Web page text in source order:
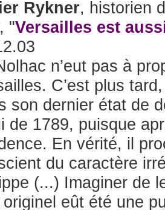
Rykner, historien
"Versailles est
n’eut pas à
C’est plus
son dernier état de
de 1789, puisque
En vérité, il
du caractère
(...) Imaginer de
eût été une